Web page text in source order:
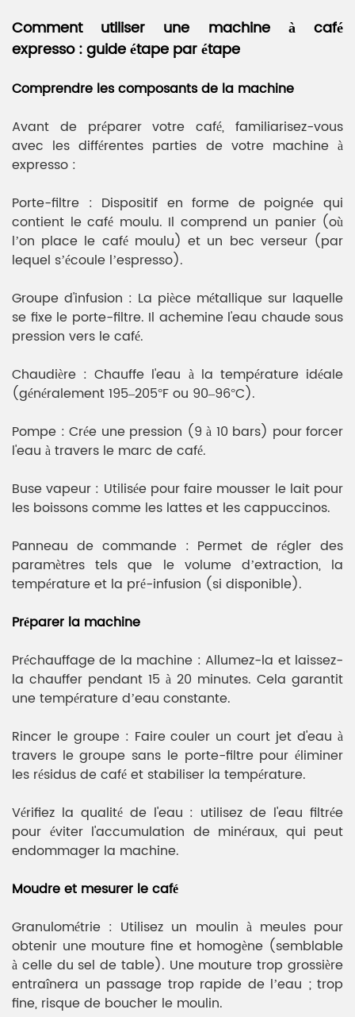
Comment utiliser une machine à café
expresso : guide étape par étape
Comprendre les composants de la machine
Avant de préparer votre café, familiarisez-vous
avec les différentes parties de votre machine à
expresso :
Porte-filtre : Dispositif en forme de poignée qui
contient le café moulu. Il comprend un panier (où
l’on place le café moulu) et un bec verseur (par
lequel s’écoule l’espresso).
Groupe d'infusion : La pièce métallique sur laquelle
se fixe le porte-filtre. Il achemine l'eau chaude sous
pression vers le café.
Chaudière : Chauffe l'eau à la température idéale
(généralement 195–205°F ou 90–96°C).
Pompe : Crée une pression (9 à 10 bars) pour forcer
l'eau à travers le marc de café.
Buse vapeur : Utilisée pour faire mousser le lait pour
les boissons comme les lattes et les cappuccinos.
Panneau de commande : Permet de régler des
paramètres tels que le volume d’extraction, la
température et la pré-infusion (si disponible).
Préparer la machine
Préchauffage de la machine : Allumez-la et laissez-
la chauffer pendant 15 à 20 minutes. Cela garantit
une température d’eau constante.
Rincer le groupe : Faire couler un court jet d'eau à
travers le groupe sans le porte-filtre pour éliminer
les résidus de café et stabiliser la température.
Vérifiez la qualité de l'eau : utilisez de l'eau filtrée
pour éviter l'accumulation de minéraux, qui peut
endommager la machine.
Moudre et mesurer le café
Granulométrie : Utilisez un moulin à meules pour
obtenir une mouture fine et homogène (semblable
à celle du sel de table). Une mouture trop grossière
entraînera un passage trop rapide de l’eau ; trop
fine, risque de boucher le moulin.